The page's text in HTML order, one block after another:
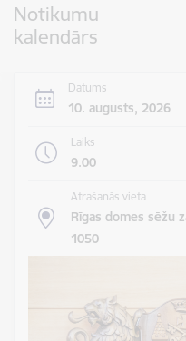
Notikumu
kalendārs
Datums
10. augusts, 2026
Laiks
9.00
Atrašanās vieta
Rīgas domes sēžu
1050